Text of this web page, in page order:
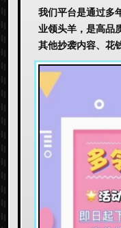
我们平台是通过多
业领头羊，是高品
其他抄袭内容、花